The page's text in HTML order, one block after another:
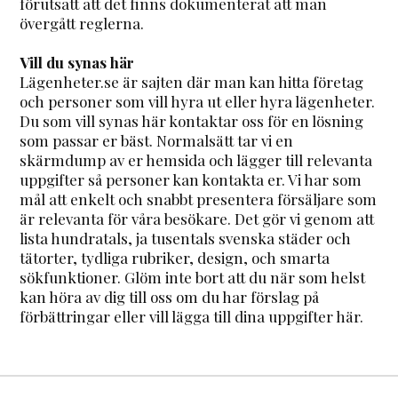
övergått reglerna.
Vill du synas här
Lägenheter.se är sajten där man kan hitta företag
och personer som vill hyra ut eller hyra lägenheter.
Du som vill synas här kontaktar oss för en lösning
som passar er bäst. Normalsätt tar vi en
skärmdump av er hemsida och lägger till relevanta
uppgifter så personer kan kontakta er. Vi har som
mål att enkelt och snabbt presentera försäljare som
är relevanta för våra besökare. Det gör vi genom att
lista hundratals, ja tusentals svenska städer och
tätorter, tydliga rubriker, design, och smarta
sökfunktioner. Glöm inte bort att du när som helst
kan höra av dig till oss om du har förslag på
förbättringar eller vill lägga till dina uppgifter här.